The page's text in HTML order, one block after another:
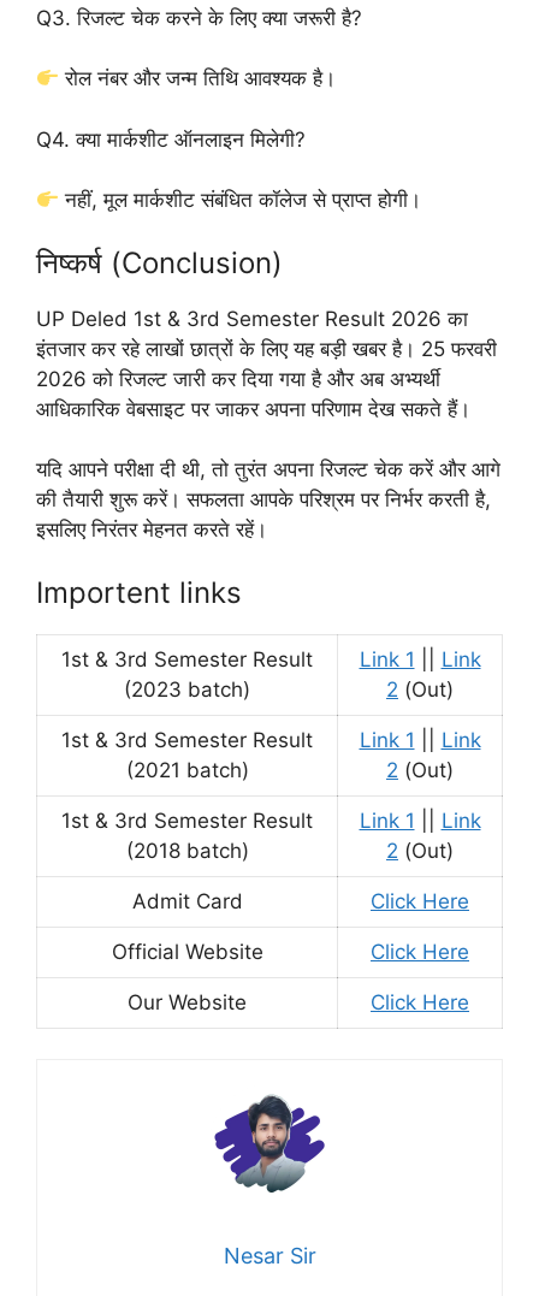
Q3. रिजल्ट चेक करने के लिए क्या जरूरी है?
रोल नंबर और जन्म तिथि आवश्यक है।
Q4. क्या मार्कशीट ऑनलाइन मिलेगी?
नहीं, मूल मार्कशीट संबंधित कॉलेज से प्राप्तहोगी।
निष्कर्ष (Conclusion)
UP Deled 1st & 3rd Semester Result 2026 का
इंतजार कर रहे लाखों छात्रों के लिए यह बड़ी खबर है। 25 फरवरी
2026 को रिजल्ट जारी कर दिया गया है और अब अभ्यर्थी
आधिकारिक वेबसाइट पर जाकर अपना परिणाम देख सकते हैं।
यदि आपने परीक्षा दी थी, तो तुरंत अपना रिजल्ट चेक करें और आगे
की तैयारी शुरू करें। सफलता आपके परिश्रम पर निर्भर करती है,
इसलिए निरंतर मेहनत करते रहें।
Importent links
1st & 3rd Semester Result
(2023 batch)
Link 1
Link
2 (Out)
1st & 3rd Semester Result
(2021 batch)
Link 1
Link
2 (Out)
1st & 3rd Semester Result
(2018 batch)
Link 1
Link
2 (Out)
Admit Card Click Here
Official Website Click Here
Our Website Click Here
Nesar Sir